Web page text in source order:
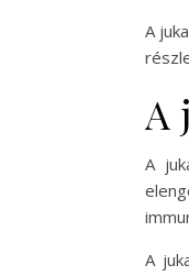
A
A
A
A